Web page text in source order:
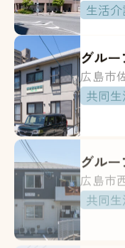
生活介
グル
広島市
共同
グルー
広島市
共同